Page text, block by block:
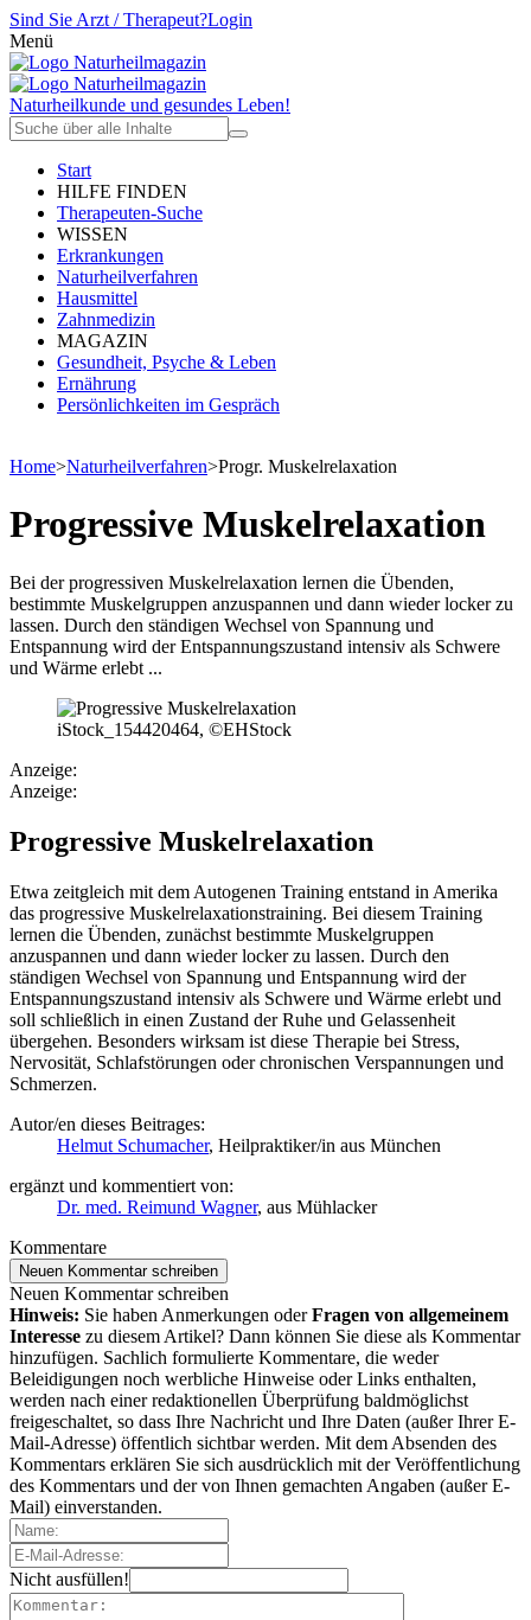
Sind Sie Arzt / Therapeut?Login
Menü
Naturheilkunde und gesundes Leben!
Start
HILFE FINDEN
Therapeuten-Suche
WISSEN
Erkrankungen
Naturheilverfahren
Hausmittel
Zahnmedizin
MAGAZIN
Gesundheit, Psyche & Leben
Ernährung
Persönlichkeiten im Gespräch
Home>Naturheilverfahren>Progr. Muskelrelaxation
Progressive Muskelrelaxation
Bei der progressiven Muskelrelaxation lernen die Übenden,
bestimmte Muskelgruppen anzuspannen und dann wieder locker zu
lassen. Durch den ständigen Wechsel von Spannung und
Entspannung wird der Entspannungszustand intensiv als Schwere
und Wärme erlebt ...
iStock_154420464, ©EHStock
Anzeige:
Anzeige:
Progressive Muskelrelaxation
Etwa zeitgleich mit dem Autogenen Training entstand in Amerika
das progressive Muskelrelaxationstraining. Bei diesem Training
lernen die Übenden, zunächst bestimmte Muskelgruppen
anzuspannen und dann wieder locker zu lassen. Durch den
ständigen Wechsel von Spannung und Entspannung wird der
Entspannungszustand intensiv als Schwere und Wärme erlebt und
soll schließlich in einen Zustand der Ruhe und Gelassenheit
übergehen. Besonders wirksam ist diese Therapie bei Stress,
Nervosität, Schlafstörungen oder chronischen Verspannungen und
Schmerzen.
Autor/en dieses Beitrages:
Helmut Schumacher, Heilpraktiker/in aus München
ergänzt und kommentiert von:
Dr. med. Reimund Wagner, aus Mühlacker
Kommentare
Neuen Kommentar schreiben
Neuen Kommentar schreiben
Hinweis: Sie haben Anmerkungen oderFragen von allgemeinem
Interesse zu diesem Artikel? Dann können Sie diese als Kommentar
hinzufügen. Sachlich formulierte Kommentare, die weder
Beleidigungen noch werbliche Hinweise oder Links enthalten,
werden nach einer redaktionellen Überprüfung baldmöglichst
freigeschaltet, so dass Ihre Nachricht und Ihre Daten (außer Ihrer E-
Mail-Adresse) öffentlich sichtbar werden. Mit dem Absenden des
Kommentars erklären Sie sich ausdrücklich mit der Veröffentlichung
des Kommentars und der von Ihnen gemachten Angaben (außer E-
Mail) einverstanden.
Nicht ausfüllen!